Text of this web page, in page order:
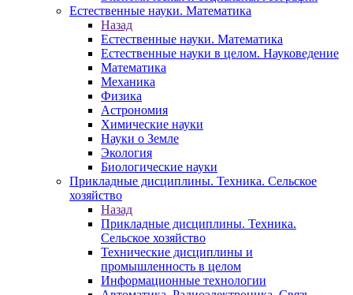
Естественные науки. Математика
Назад
Естественные науки. Математика
Естественные науки в целом. Науковедение
Математика
Механика
Физика
Астрономия
Химические науки
Науки о Земле
Экология
Биологические науки
Прикладные дисциплины. Техника. Сельское
хозяйство
Назад
Прикладные дисциплины. Техника.
Сельское хозяйство
Технические дисциплины и
промышленность в целом
Информационные технологии